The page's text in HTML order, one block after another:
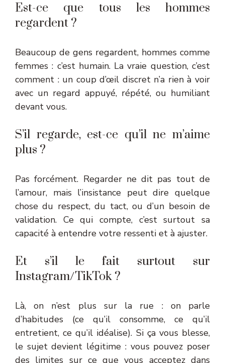
Est-ce que tous les hommes
regardent ?
Beaucoup de gens regardent, hommes comme
femmes : c’est humain. La vraie question, c’est
comment : un coup d’œil discret n’a rien à voir
avec un regard appuyé, répété, ou humiliant
devant vous.
S’il regarde, est-ce qu’il ne m’aime
plus ?
Pas forcément. Regarder ne dit pas tout de
l’amour, mais l’insistance peut dire quelque
chose du respect, du tact, ou d’un besoin de
validation. Ce qui compte, c’est surtout sa
capacité à entendre votre ressenti et à ajuster.
Et s’il le fait surtout sur
Instagram/TikTok ?
Là, on n’est plus sur la rue : on parle
d’habitudes (ce qu’il consomme, ce qu’il
entretient, ce qu’il idéalise). Si ça vous blesse,
le sujet devient légitime : vous pouvez poser
des limites sur ce que vous acceptez dans